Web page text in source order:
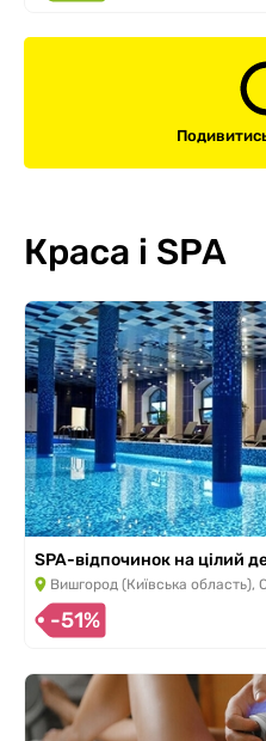
Краса і SPA
SPA-відпочинок на цілий
Вишгород (Київська область),
-51%